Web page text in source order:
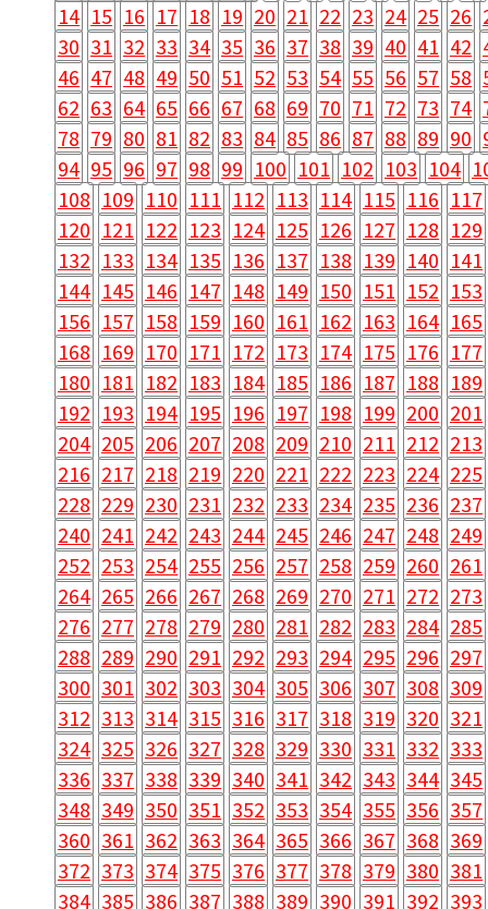
14 15 16 17 18 19 20 21 22 23 24 25 26
30 31 32 33 34 35 36 37 38 39 40 41 42
46 47 48 49 50 51 52 53 54 55 56 57 58
62 63 64 65 66 67 68 69 70 71 72 73 74
78 79 80 81 82 83 84 85 86 87 88 89 90
94 95 96 97 98 99 100 101 102 103 104
108 109 110 111 112 113 114 115 116 117
120 121 122 123 124 125 126 127 128 129
132 133 134 135 136 137 138 139 140 141
144 145 146 147 148 149 150 151 152 153
156 157 158 159 160 161 162 163 164 165
168 169 170 171 172 173 174 175 176 177
180 181 182 183 184 185 186 187 188 189
192 193 194 195 196 197 198 199 200 201
204 205 206 207 208 209 210 211 212 213
216 217 218 219 220 221 222 223 224 225
228 229 230 231 232 233 234 235 236 237
240 241 242 243 244 245 246 247 248 249
252 253 254 255 256 257 258 259 260 261
264 265 266 267 268 269 270 271 272 273
276 277 278 279 280 281 282 283 284 285
288 289 290 291 292 293 294 295 296 297
300 301 302 303 304 305 306 307 308 309
312 313 314 315 316 317 318 319 320 321
324 325 326 327 328 329 330 331 332 333
336 337 338 339 340 341 342 343 344 345
348 349 350 351 352 353 354 355 356 357
360 361 362 363 364 365 366 367 368 369
372 373 374 375 376 377 378 379 380 381
384 385 386 387 388 389 390 391 392 393